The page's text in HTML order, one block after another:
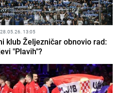
28.05.26. 13:05
klub Željezničar obnovio rad:
"Plavih"?